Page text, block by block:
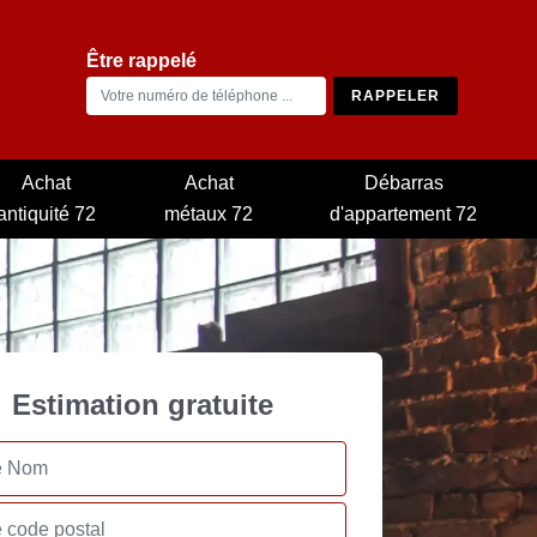
Être rappelé
Achat
72
Achat
métaux 72
Débarras
d'appartement 72
Estimation gratuite